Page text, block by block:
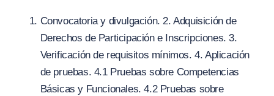
Convocatoria y divulgación. 2. Adquisición de
Derechos de Participación e Inscripciones. 3.
Verificación de requisitos mínimos. 4. Aplicación
de pruebas. 4.1 Pruebas sobre Competencias
Básicas y Funcionales. 4.2 Pruebas sobre